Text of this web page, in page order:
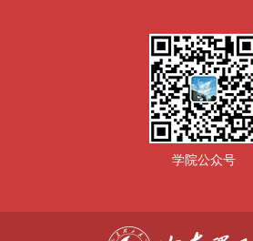
学院公众号